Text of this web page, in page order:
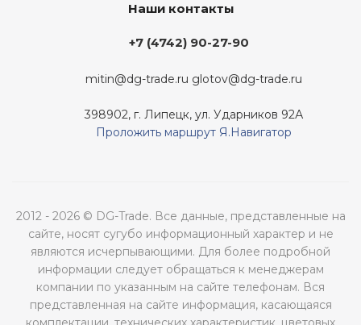
Наши контакты
+7 (4742) 90-27-90
mitin@dg-trade.ru glotov@dg-trade.ru
398902, г. Липецк, ул. Ударников 92А
Проложить маршрут Я.Навигатор
2012 - 2026 © DG-Trade. Все данные, представленные на
сайте, носят сугубо информационный характер и не
являются исчерпывающими. Для более подробной
информации следует обращаться к менеджерам
компании по указанным на сайте телефонам. Вся
представленная на сайте информация, касающаяся